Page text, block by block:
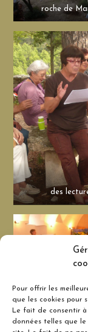
Pour offrir les
que les cookies pour
Le fait de consentir
données telles que
roche de
des